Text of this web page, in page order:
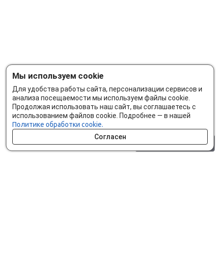
Мы используем cookie
Для удобства работы сайта, персонализации сервисов и
анализа посещаемости мы используем файлы cookie.
Продолжая использовать наш сайт, вы соглашаетесь с
использованием файлов cookie. Подробнее — в нашей
Политике обработки cookie.
Согласен